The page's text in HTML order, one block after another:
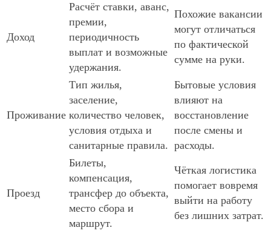
Доход
Расчёт ставки, аванс,
премии,
периодичность
выплат и возможные
удержания.
Похожие вакансии
могут отличаться
по фактической
сумме на руки.
Проживание
Тип жилья,
заселение,
количество человек,
условия отдыха и
санитарные правила.
Бытовые условия
влияют на
восстановление
после смены и
расходы.
Проезд
Билеты,
компенсация,
трансфер до объекта,
место сбора и
маршрут.
Чёткая логистика
помогает вовремя
выйти на работу
без лишних затрат.